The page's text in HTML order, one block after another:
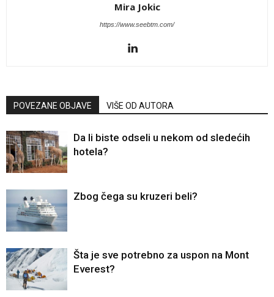
Mira Jokic
https://www.seebtm.com/
POVEZANE OBJAVE VIŠE OD AUTORA
Da li biste odseli u nekom od sledećih
hotela?
Zbog čega su kruzeri beli?
Šta je sve potrebno za uspon na Mont
Everest?